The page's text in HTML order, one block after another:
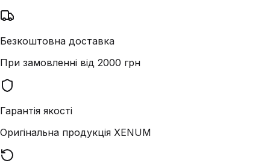
Безкоштовна доставка
При замовленні від 2000 грн
Гарантія якості
Оригінальна продукція XENUM